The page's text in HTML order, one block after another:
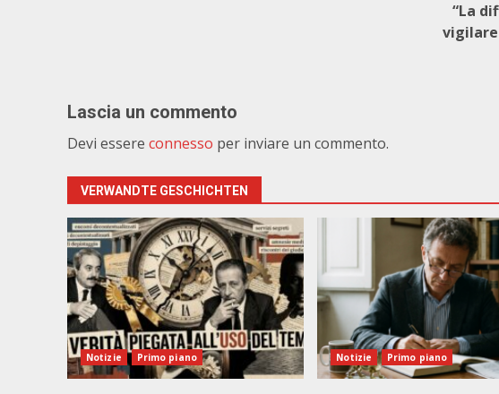
“La
Lascia un commento
Devi essere connesso per inviare un commento.
VERWANDTE GESCHICHTEN
Notizie Primo piano Notizie Primo piano